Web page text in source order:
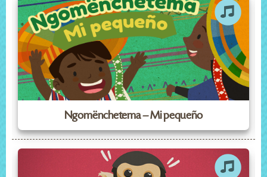
Ngomënchetema – Mi pequeño